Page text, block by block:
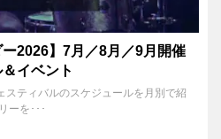
ー2026】7月／8月／9月開催
イベント
スティバルのスケジュールを月別で紹
ーを･･･